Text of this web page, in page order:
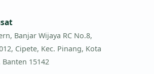
Banjar Wijaya RC No.8,
Cipete, Kec. Pinang, Kota
15142